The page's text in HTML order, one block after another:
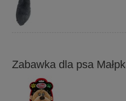
Zabawka dla psa